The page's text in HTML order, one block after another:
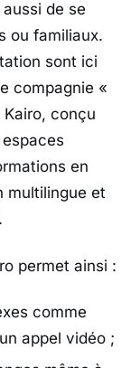
de se
ou familiaux.
sont ici
compagnie «
Kairo, conçu
en
multilingue et
permet ainsi :
comme
appel vidéo ;